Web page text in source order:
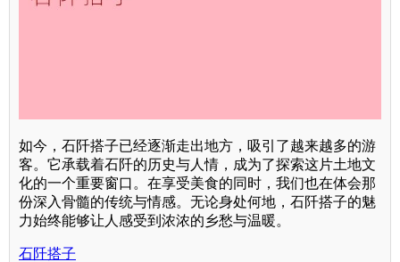
如今，石阡搭子已经逐渐走出地方，吸引了越来越多的游
客。它承载着石阡的历史与人情，成为了探索这片土地文
化的一个重要窗口。在享受美食的同时，我们也在体会那
份深入骨髓的传统与情感。无论身处何地，石阡搭子的魅
力始终能够让人感受到浓浓的乡愁与温暖。
石阡搭子